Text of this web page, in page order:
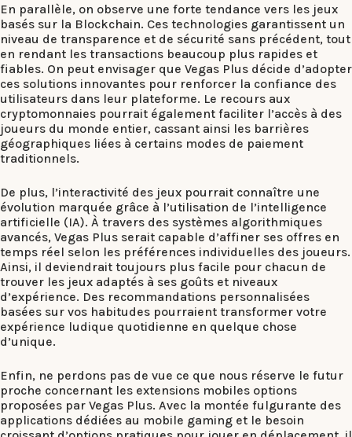
En parallèle, on observe une forte tendance vers les jeux
basés sur la Blockchain. Ces technologies garantissent un
niveau de transparence et de sécurité sans précédent, tout
en rendant les transactions beaucoup plus rapides et
fiables. On peut envisager que Vegas Plus décide d’adopter
ces solutions innovantes pour renforcer la confiance des
utilisateurs dans leur plateforme. Le recours aux
cryptomonnaies pourrait également faciliter l’accès à des
joueurs du monde entier, cassant ainsi les barrières
géographiques liées à certains modes de paiement
traditionnels.
De plus, l’interactivité des jeux pourrait connaître une
évolution marquée grâce à l’utilisation de l’intelligence
artificielle (IA). À travers des systèmes algorithmiques
avancés, Vegas Plus serait capable d’affiner ses offres en
temps réel selon les préférences individuelles des joueurs.
Ainsi, il deviendrait toujours plus facile pour chacun de
trouver les jeux adaptés à ses goûts et niveaux
d’expérience. Des recommandations personnalisées
basées sur vos habitudes pourraient transformer votre
expérience ludique quotidienne en quelque chose
d’unique.
Enfin, ne perdons pas de vue ce que nous réserve le futur
proche concernant les extensions mobiles options
proposées par Vegas Plus. Avec la montée fulgurante des
applications dédiées au mobile gaming et le besoin